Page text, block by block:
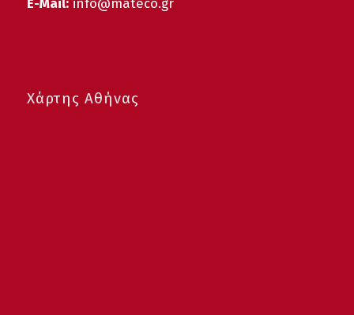
E-Mail: info@mateco.gr
Χάρτης Αθήνας